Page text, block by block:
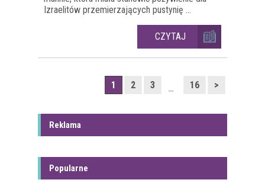
Izraelitów przemierzających pustynię ...
CZYTAJ
1 2 3 … 16 >
Reklama
Popularne